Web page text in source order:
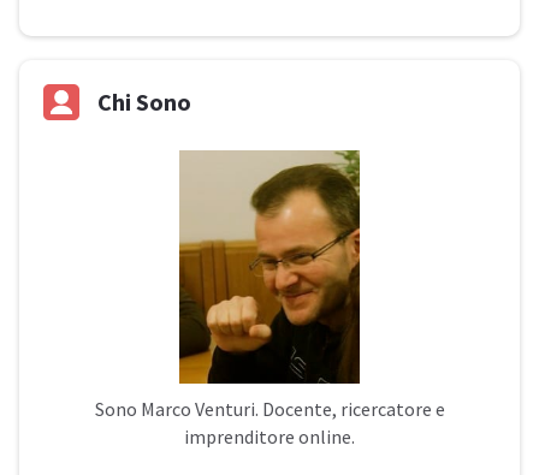
Chi Sono
Sono Marco Venturi. Docente, ricercatore e
imprenditore online.